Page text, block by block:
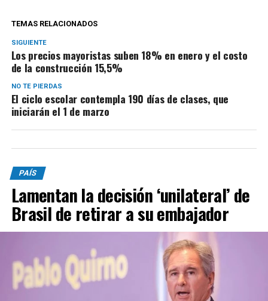
TEMAS RELACIONADOS
SIGUIENTE
Los precios mayoristas suben 18% en enero y el costo
de la construcción 15,5%
NO TE PIERDAS
El ciclo escolar contempla 190 días de clases, que
iniciarán el 1 de marzo
PAÍS
Lamentan la decisión ‘unilateral’ de
Brasil de retirar a su embajador